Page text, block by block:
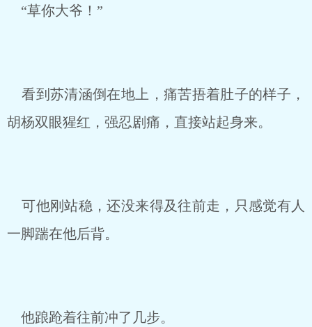
“草你大爷！”
看到苏清涵倒在地上，痛苦捂着肚子的样子，
胡杨双眼猩红，强忍剧痛，直接站起身来。
可他刚站稳，还没来得及往前走，只感觉有人
一脚踹在他后背。
他踉跄着往前冲了几步。